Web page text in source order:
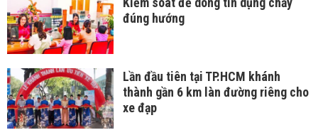
đúng hướng
Lần đầu tiên tại TP.HCM khánh
thành gần 6 km làn đường riêng cho
xe đạp